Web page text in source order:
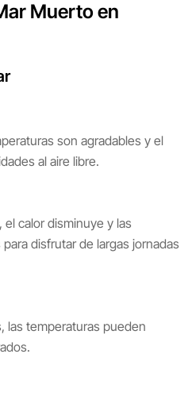
Muerto en
son agradables y el
al aire libre.
calor disminuye y las
disfrutar de largas jornadas
las temperaturas pueden